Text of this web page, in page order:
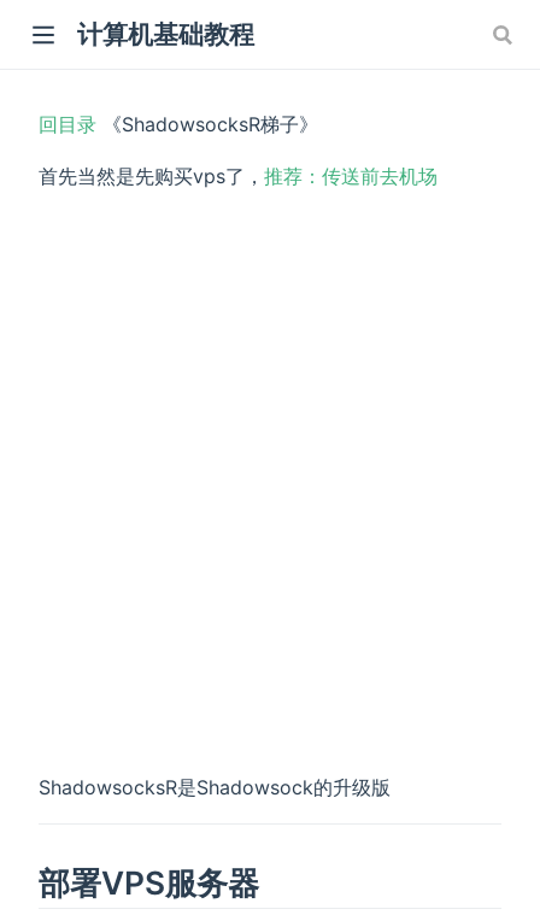
计算机基础教程
回目录 《ShadowsocksR梯子》
首先当然是先购买vps了， 推荐：传送前去机场
ShadowsocksR是Shadowsock的升级版
部署VPS服务器